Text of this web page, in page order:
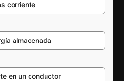
corriente
almacenada
en un conductor